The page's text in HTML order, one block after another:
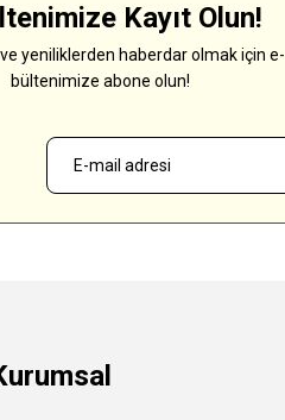
Kayıt Olun!
yeniliklerden haberdar olmak için e-
bültenimize abone olun!